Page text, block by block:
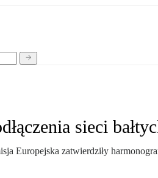
sieci
Europejska zatwierdziły